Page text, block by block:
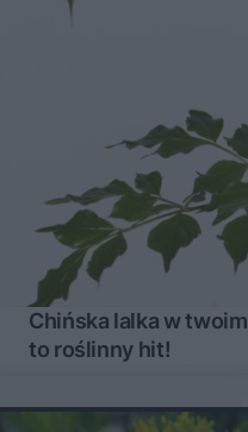
Chińska lalka w
to roślinny hit!